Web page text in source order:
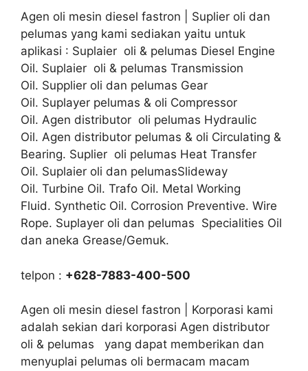
Agen oli mesin diesel fastron | Suplier oli dan
pelumas yang kami sediakan yaitu untuk
aplikasi : Suplaier oli & pelumas Diesel Engine
Oil. Suplaier oli & pelumas Transmission
Oil. Supplier oli dan pelumas Gear
Oil. Suplayer pelumas & oli Compressor
Oil. Agen distributor oli pelumas Hydraulic
Oil. Agen distributor pelumas & oli Circulating &
Bearing. Suplier oli pelumas Heat Transfer
Oil. Suplaier oli dan pelumasSlideway
Oil. Turbine Oil. Trafo Oil. Metal Working
Fluid. Synthetic Oil. Corrosion Preventive. Wire
Rope. Suplayer oli dan pelumas Specialities Oil
dan aneka Grease/Gemuk.
telpon : +628-7883-400-500
Agen oli mesin diesel fastron | Korporasi kami
adalah sekian dari korporasi Agen distributor
oli & pelumas yang dapat memberikan dan
menyuplai pelumas oli bermacam macam